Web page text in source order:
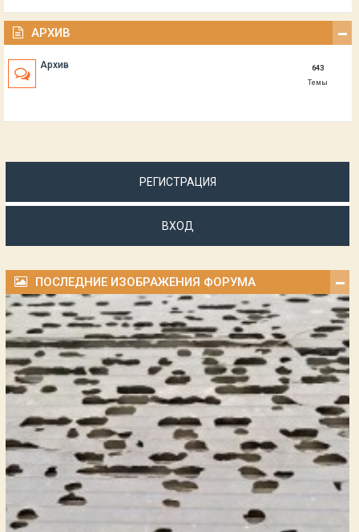
АРХИВ
Архив
643
Темы
РЕГИСТРАЦИЯ
ВХОД
ПОСЛЕДНИЕ ИЗОБРАЖЕНИЯ ФОРУМА